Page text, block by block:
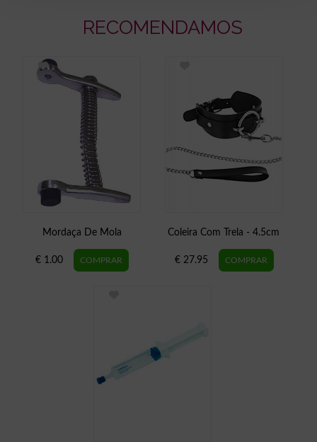
RECOMENDAMOS
Mordaça De Mola
€ 1.00
Coleira Com Trela - 4.5cm
€ 27.95